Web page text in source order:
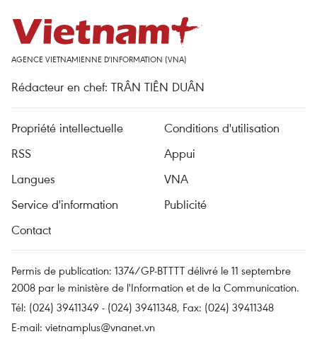
AGENCE VIETNAMIENNE D'INFORMATION (VNA)
Rédacteur en chef: TRÂN TIÊN DUÂN
Propriété intellectuelle
Conditions d'utilisation
RSS
Appui
Langues
VNA
Service d'information
Publicité
Contact
Permis de publication: 1374/GP-BTTTT délivré le 11 septembre
2008 par le ministère de l'Information et de la Communication.
Tél: (024) 39411349 - (024) 39411348, Fax: (024) 39411348
E-mail: vietnamplus@vnanet.vn